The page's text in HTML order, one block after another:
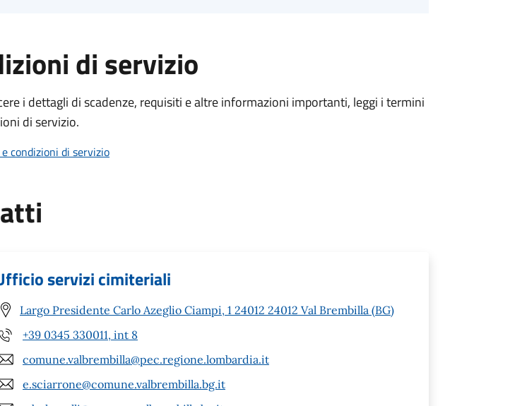
di servizio
i dettagli di scadenze, requisiti e altre informazioni importanti, leggi i termini
di servizio.
condizioni di servizio
servizi cimiteriali
Largo Presidente Carlo Azeglio Ciampi, 1 24012 24012 Val Brembilla (BG)
+39 0345 330011, int 8
comune.valbrembilla@pec.regione.lombardia.it
e.sciarrone@comune.valbrembilla.bg.it